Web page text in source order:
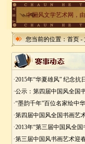
中国风文学艺术网，
您当前的位置：首页-